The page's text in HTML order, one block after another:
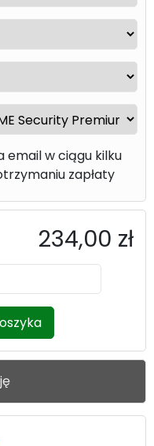
email w ciągu kilku
zapłaty
234,00 zł